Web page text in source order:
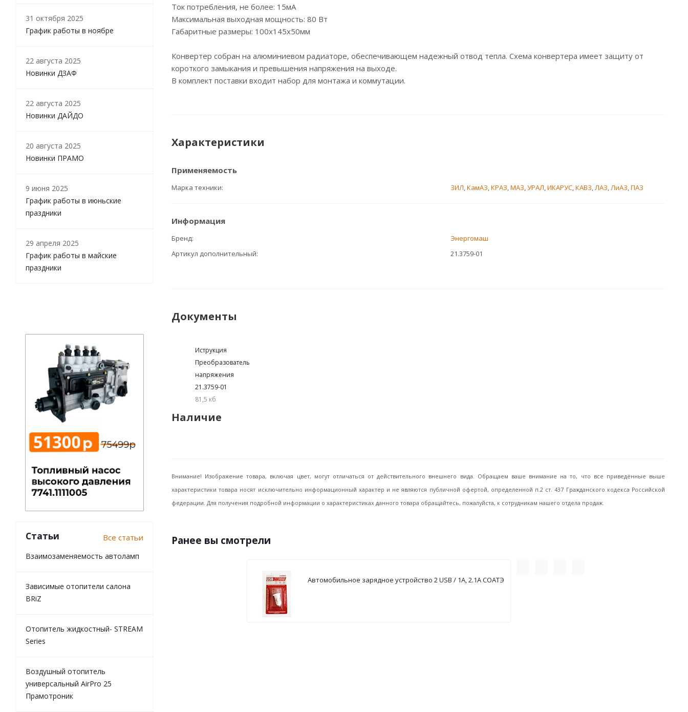
Ток потребления, не более: 15мА
Максимальная выходная мощность: 80 Вт
Габаритные размеры: 100х145х50мм
Конвертер собран на алюминиевом радиаторе, обеспечивающем надежный отвод тепла. Схема конвертера имеет защиту от
короткого замыкания и превышения напряжения на выходе.
В комплект поставки входит набор для монтажа и коммутации.
Характеристики
Применяемость
Марка техники ЗИЛ,КамАЗ,КРАЗ,МАЗ,УРАЛ,ИКАРУС,КАВЗ,ЛАЗ,ЛиАЗ,ПАЗ
Информация
Бренд
Энергомаш
Артикул дополнительный
21.3759-01
Документы
Иструкция
Преобразователь
напряжения
21.3759-01
81,5 кб
Наличие
Внимание! Изображение товара, включая цвет, могут отличаться от действительного внешнего вида. Обращаем ваше внимание на то, что все приведённые выше
характеристики товара носят исключительно информационный характер и не являются публичной офертой, определенной п.2 ст. 437 Гражданского кодекса Российской
федерации. Для получения подробной информации о характеристиках данного товара обращайтесь, пожалуйста, к сотрудникам нашего отдела продаж.
Ранее вы смотрели
Автомобильное зарядное устройство 2 USB / 1А, 2.1А СОАТЭ
31 октября 2025
График работы в ноябре
22 августа 2025
Новинки ДЗАФ
22 августа 2025
Новинки ДАЙДО
20 августа 2025
Новинки ПРАМО
9 июня 2025
График работы в июньские
праздники
29 апреля 2025
График работы в майские
праздники
Статьи Все статьи
Взаимозаменяемость автоламп
Зависимые отопители салона
BRiZ
Отопитель жидкостный- STREAM
Series
Воздушный отопитель
универсальный AirPro 25
Прамотроник